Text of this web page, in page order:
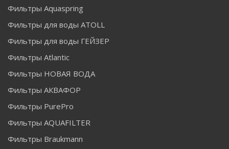
Фильтры Aquaspring
Фильтры для воды ATOLL
Фильтры для воды ГЕЙЗЕР
Фильтры Atlantic
Фильтры НОВАЯ ВОДА
Фильтры АКВАФОР
Фильтры PurePro
Фильтры AQUAFILTER
Фильтры Braukmann